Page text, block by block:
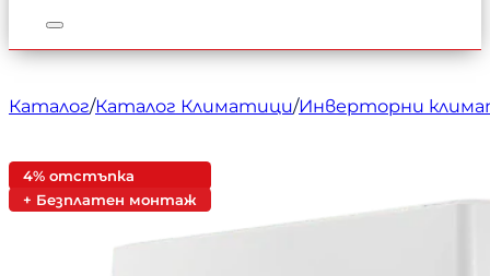
Каталог/Каталог Климатици/Инверторни
4% отстъпка
+ Безплатен монтаж